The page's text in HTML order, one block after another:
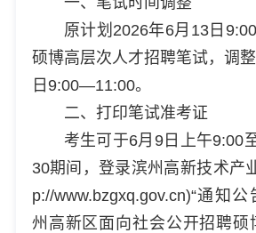
原计划2026年6月13日
硕博高层次人才招聘笔试，调
日9:00—11:00。
二、打印笔试准考证
考生可于6月9日上午9:00
30期间，登录滨州高新技术产
p://www.bzgxq.gov.cn)“通知公
州高新区面向社会公开招聘硕